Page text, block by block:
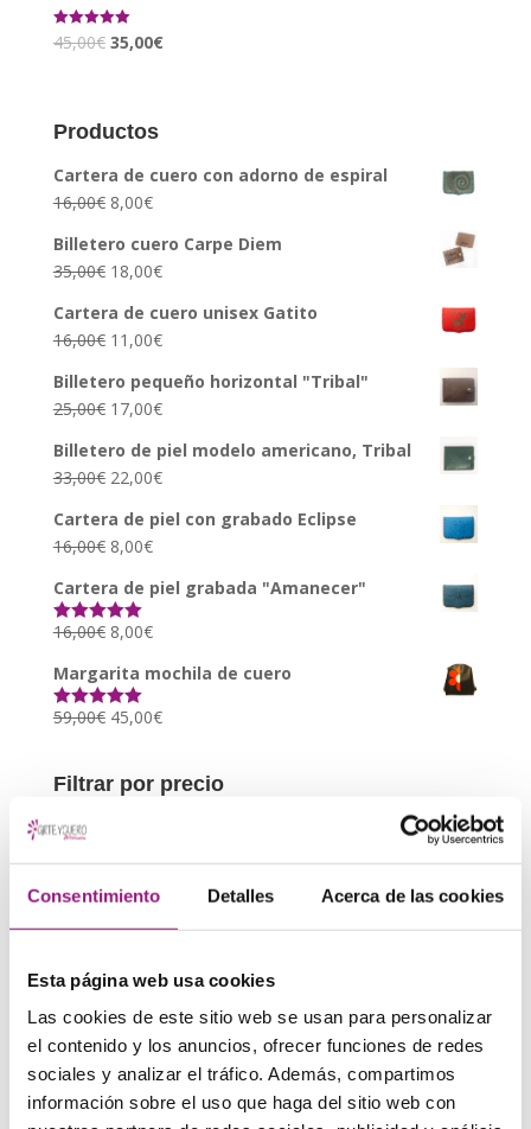
Consentimiento Detalles Acerca de las cookies
Esta página web usa cookies
Las cookies de este sitio web se usan para personalizar
el contenido y los anuncios, ofrecer funciones de redes
sociales y analizar el tráfico. Además, compartimos
información sobre el uso que haga del sitio web con
Valorado con
5.00
45,00€ 35,00€
Productos
Cartera de cuero con adorno de espiral
16,00€ 8,00€
Billetero cuero Carpe Diem
35,00€ 18,00€
Cartera de cuero unisex Gatito
16,00€ 11,00€
Billetero pequeño horizontal "Tribal"
25,00€ 17,00€
Billetero de piel modelo americano, Tribal
33,00€ 22,00€
Cartera de piel con grabado Eclipse
16,00€ 8,00€
Cartera de piel grabada "Amanecer"
Valorado con
16,00€ 8,00€
Margarita mochila de cuero
Valorado con
59,00€ 45,00€
Filtrar por precio
Precio
Precio
30€—40€
Mas productos:
Bolsos
Asa corta
Bandolera
Bolsos de pelo